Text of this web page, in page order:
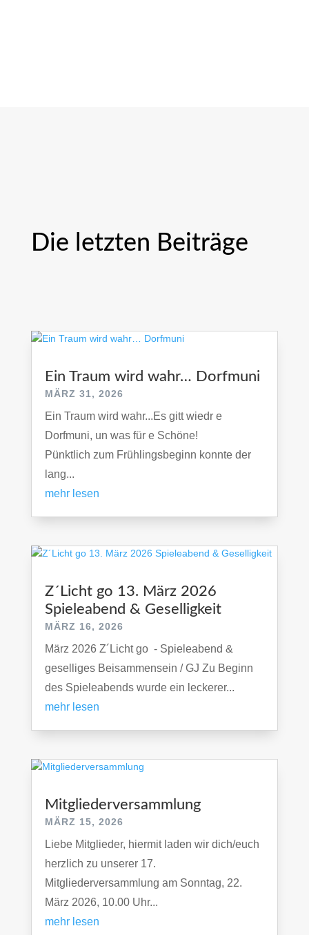
Die letzten Beiträge
Ein Traum wird wahr… Dorfmuni
MÄRZ 31, 2026
Ein Traum wird wahr...Es gitt wiedr e
Dorfmuni, un was für e Schöne!
Pünktlich zum Frühlingsbeginn konnte der
lang...
mehr lesen
Z´Licht go 13. März 2026
Spieleabend & Geselligkeit
MÄRZ 16, 2026
März 2026 Z´Licht go - Spieleabend &
geselliges Beisammensein / GJ Zu Beginn
des Spieleabends wurde ein leckerer...
mehr lesen
Mitgliederversammlung
MÄRZ 15, 2026
Liebe Mitglieder, hiermit laden wir dich/euch
herzlich zu unserer 17.
Mitgliederversammlung am Sonntag, 22.
März 2026, 10.00 Uhr...
mehr lesen